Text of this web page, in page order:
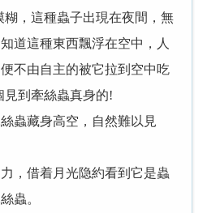
，這種蟲子出現在夜間，無
道這種東西飄浮在空中，人
不由自主的被它拉到空中吃
到牽絲蟲真身的!
藏身高空，自然難以見
借着月光隐約看到它是蟲
蟲。